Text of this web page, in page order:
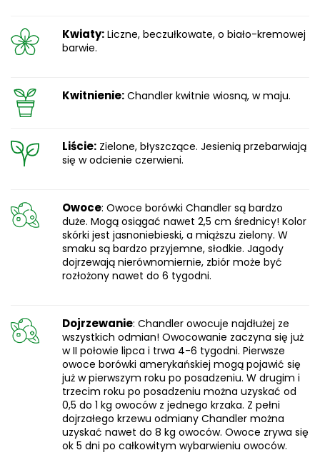
Kwiaty: Liczne, beczułkowate, o biało-kremowej
barwie.
Kwitnienie: Chandler kwitnie wiosną, w maju.
Liście: Zielone, błyszczące. Jesienią przebarwiają
się w odcienie czerwieni.
Owoce: Owoce borówki Chandler są bardzo
duże. Mogą osiągać nawet 2,5 cm średnicy! Kolor
skórki jest jasnoniebieski, a miąższu zielony. W
smaku są bardzo przyjemne, słodkie. Jagody
dojrzewają nierównomiernie, zbiór może być
rozłożony nawet do 6 tygodni.
Dojrzewanie: Chandler owocuje najdłużej ze
wszystkich odmian! Owocowanie zaczyna się już
w II połowie lipca i trwa 4-6 tygodni. Pierwsze
owoce borówki amerykańskiej mogą pojawić się
już w pierwszym roku po posadzeniu. W drugim i
trzecim roku po posadzeniu można uzyskać od
0,5 do 1 kg owoców z jednego krzaka. Z pełni
dojrzałego krzewu odmiany Chandler można
uzyskać nawet do 8 kg owoców. Owoce zrywa się
ok 5 dni po całkowitym wybarwieniu owoców.